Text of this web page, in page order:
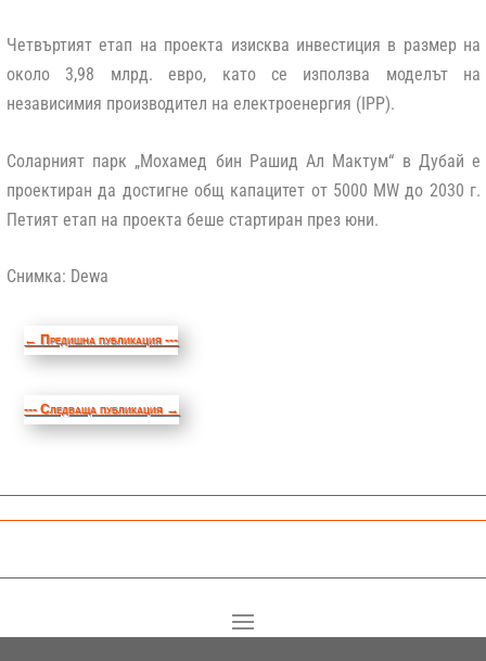
Четвъртият етап на проекта изисква инвестиция в размер на
около 3,98 млрд. евро, като се използва моделът на
независимия производител на електроенергия (IPP).
Соларният парк „Мохамед бин Рашид Ал Мактум“ в Дубай е
проектиран да достигне общ капацитет от 5000 MW до 2030 г.
Петият етап на проекта беше стартиран през юни.
Снимка: Dewa
← Предишна публикация ---
--- Следваща публикация →